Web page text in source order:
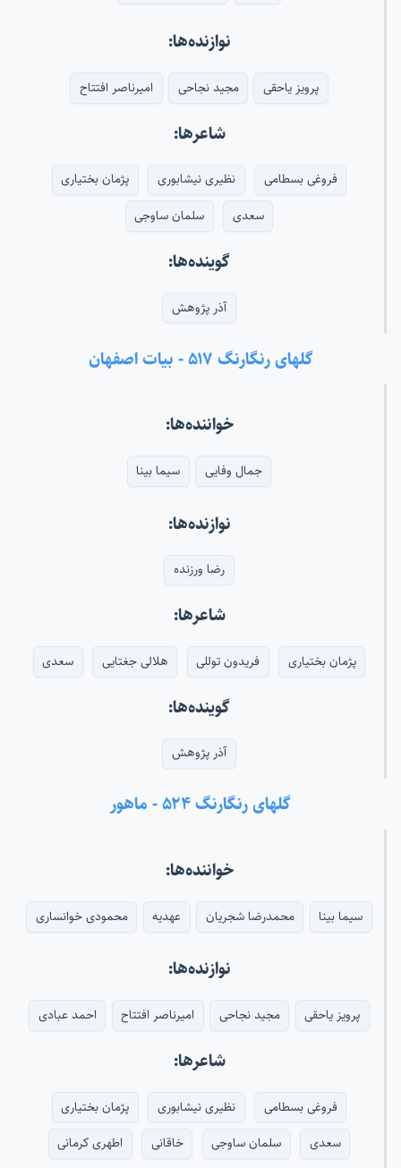
نوازنده‌ها:
پرویز یاحقی مجید نجاحی امیرناصر افتتاح
شاعرها:
فروغی بسطامی نظیری نیشابوری
پژمان بختیاری
سعدی
سلمان ساوجی
گوینده‌ها:
آذر پژوهش
گلهای رنگارنگ ۵۱۷ - بیات اصفهان
خواننده‌ها:
جمال وفایی سیما بینا
نوازنده‌ها:
رضا ورزنده
شاعرها:
پژمان بختیاری فریدون توللی هلالی جغتایی سعدی
گوینده‌ها:
آذر پژوهش
گلهای رنگارنگ ۵۲۴ - ماهور
خواننده‌ها:
سیما بینا محمدرضا شجریان عهدیه محمودی خوانساری
نوازنده‌ها:
پرویز یاحقی مجید نجاحی امیرناصر افتتاح احمد عبادی
شاعرها:
فروغی بسطامی نظیری نیشابوری
پژمان بختیاری
سعدی
سلمان ساوجی خاقانی اطهری کرمانی